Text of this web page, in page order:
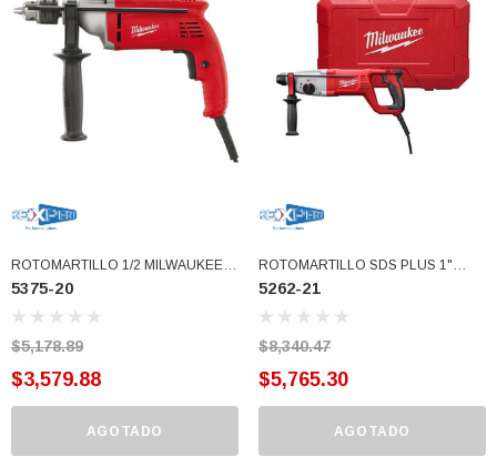
ROTOMARTILLO 1/2 MILWAUKEE
(5375-20)
5375-20
$5,178.89
$3,579.88
AGOTADO
ROTOMARTILLO SDS PLUS 1"
MILWAUKEE (5262-21)
5262-21
$8,340.47
$5,765.30
AGOTADO